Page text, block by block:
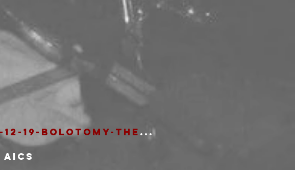
19-bolotomy-the ...
AICS